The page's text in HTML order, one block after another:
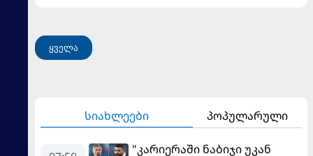
ყველა
სიახლეები პოპულარული
"კარიერაში ნაბიჯი უკან